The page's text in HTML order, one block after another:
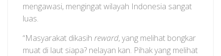
mengawasi, mengingat wilayah Indonesia sangat
luas.
“Masyarakat dikasih reward, yang melihat bongkar
muat di laut siapa? nelayan kan. Pihak yang melihat